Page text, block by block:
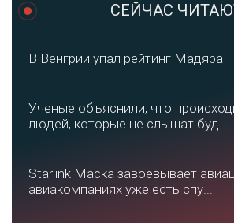
СЕЙЧАС
В Венгрии упал рейтинг Мадяра
Ученые объяснили, что
людей, которые не слышат буд...
Starlink Маска завоевывает
авиакомпаниях уже есть спу...